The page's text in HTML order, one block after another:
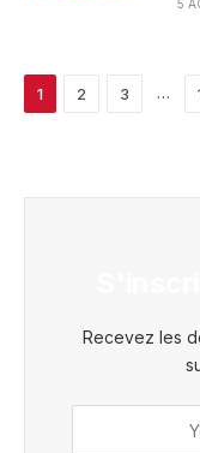
5
1 2 3 …
Recevez les